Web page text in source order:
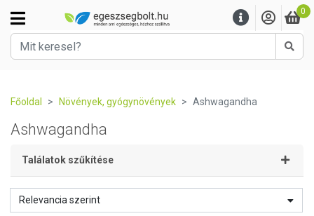
0
Főoldal Növények, gyógynövények Ashwagandha
Ashwagandha
Találatok szűkítése
Relevancia szerint